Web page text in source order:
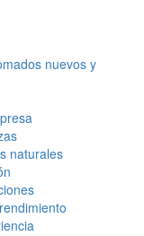
nuevos y
naturales